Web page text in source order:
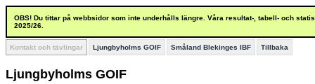
OBS! Du tittar på webbsidor som inte underhålls längre. Våra resultat-, tabell- och
2025/26.
Kontakt och tävlingar Ljungbyholms GOIF Småland Blekinges IBF Tillbaka
Ljungbyholms GOIF